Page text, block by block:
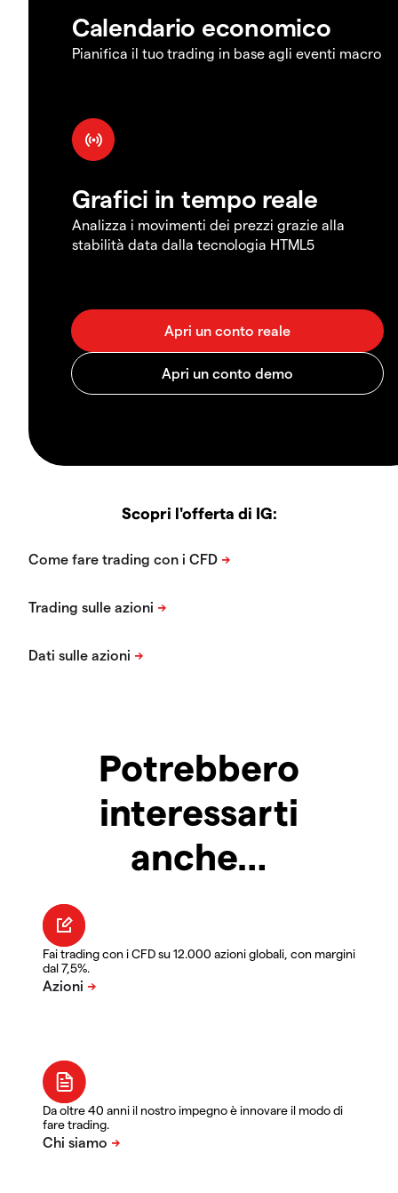
Calendario economico
Pianifica il tuo trading in base agli eventi macro
Grafici in tempo reale
Analizza i movimenti dei prezzi grazie alla
stabilità data dalla tecnologia HTML5
Scopri l'offerta di IG:
Potrebbero
interessarti
anche…
Fai trading con i CFD su 12.000 azioni globali, con margini
dal 7,5%.
Da oltre 40 anni il nostro impegno è innovare il modo di
fare trading.